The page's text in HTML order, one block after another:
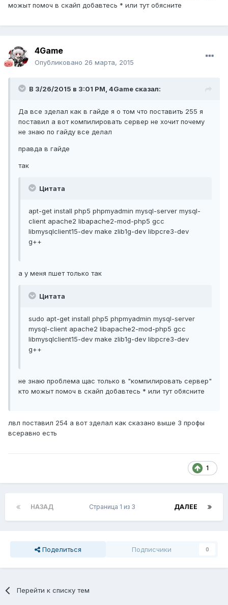
можыт помоч в скайп добавтесь * или тут обясните
4Game
Опубликовано 26 марта, 2015
В 3/26/2015 в 3:01 PM, 4Game сказал:
Да все зделал как в гайде я о том что поставить 255 я
поставил а вот компилировать сервер не хочит почему
не знаю по гайду все делал
правда в гайде
так
Цитата
apt-get install php5 phpmyadmin mysql-server mysql-
client apache2 libapache2-mod-php5 gcc
libmysqlclient15-dev make zlib1g-dev libpcre3-dev
g++
а у меня пшет только так
Цитата
sudo apt-get install php5 phpmyadmin mysql-server
mysql-client apache2 libapache2-mod-php5 gcc
libmysqlclient15-dev make zlib1g-dev libpcre3-dev
g++
не знаю проблема щас только в "компилировать сервер"
кто можыт помоч в скайп добавтесь * или тут обясните
лвл поставил 254 а вот зделал как сказано выше 3 профы
всеравно есть
1
НАЗАД ДАЛЕЕ
Страница 1 из 3
Поделиться Подписчики 0
Перейти к списку тем